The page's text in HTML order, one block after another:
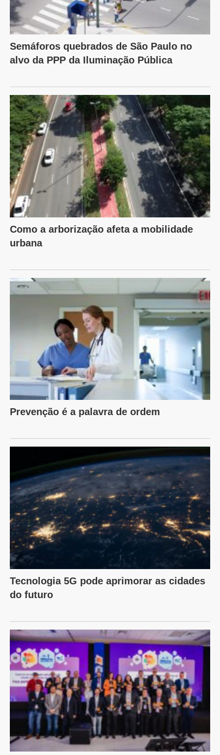
Semáforos quebrados de São Paulo no
alvo da PPP da Iluminação Pública
Como a arborização afeta a mobilidade
urbana
Prevenção é a palavra de ordem
Tecnologia 5G pode aprimorar as cidades
do futuro